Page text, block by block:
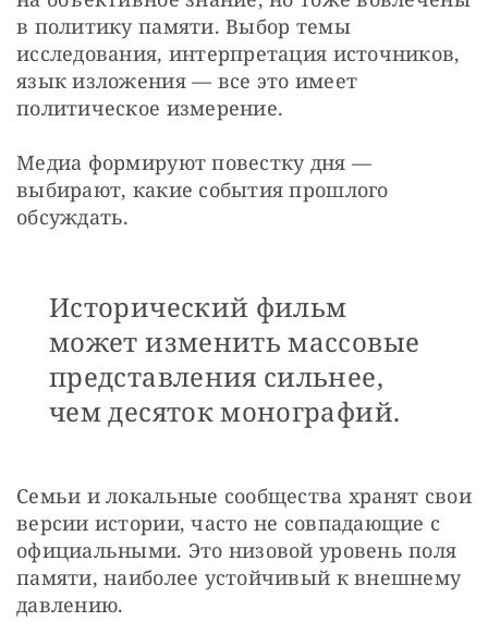
в политику памяти. Выбор темы
исследования, интерпретация источников,
язык изложения — все это имеет
политическое измерение.
Медиа формируют повестку дня —
выбирают, какие события прошлого
обсуждать.
Исторический фильм
может изменить массовые
представления сильнее,
чем десяток монографий.
Семьи и локальные сообщества хранят свои
версии истории, часто не совпадающие с
официальными. Это низовой уровень поля
памяти, наиболее устойчивый к внешнему
давлению.